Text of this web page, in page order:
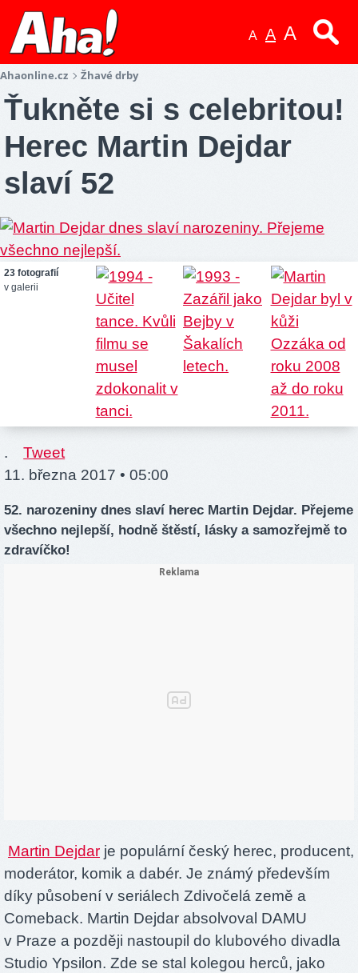
A A A
Ahaonline.cz Žhavé drby
Ťukněte si s celebritou!
Herec Martin Dejdar
slaví 52
23 fotografií
v galerii
.
Tweet
11. března 2017 • 05:00
52. narozeniny dnes slaví herec Martin Dejdar. Přejeme
všechno nejlepší, hodně štěstí, lásky a samozřejmě to
zdravíčko!
Martin Dejdar je populární český herec, producent,
moderátor, komik a dabér. Je známý především
díky působení v seriálech Zdivočelá země a
Comeback. Martin Dejdar absolvoval DAMU
v Praze a později nastoupil do klubového divadla
Studio Ypsilon. Zde se stal kolegou herců, jako